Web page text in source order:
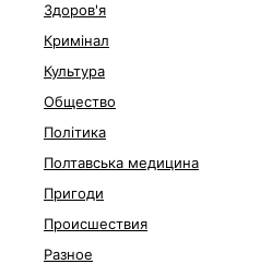
Здоров'я
Кримінал
Культура
Общество
Політика
Полтавська медицина
Пригоди
Происшествия
Разное